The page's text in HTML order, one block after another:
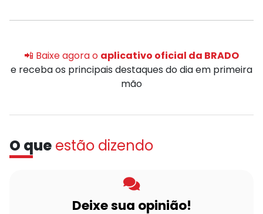
📲 Baixe agora o aplicativo oficial da BRADO
e receba os principais destaques do dia em primeira
mão
O que estão dizendo
Deixe sua opinião!